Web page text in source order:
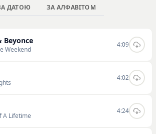
Серед найбільш
виконавців користувачі часто
та «Hymn For The Weekend».
орієнтована на широку аудиторію
мелодійність та якісну студійну
ознайомитися з повною
на нашому сайті у зручному
ДАТОЮ ЗА АЛФАВІТОМ
Beyonce
Weekend
4:09
4:02
A Lifetime
4:24